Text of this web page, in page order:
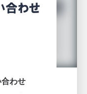
わせ